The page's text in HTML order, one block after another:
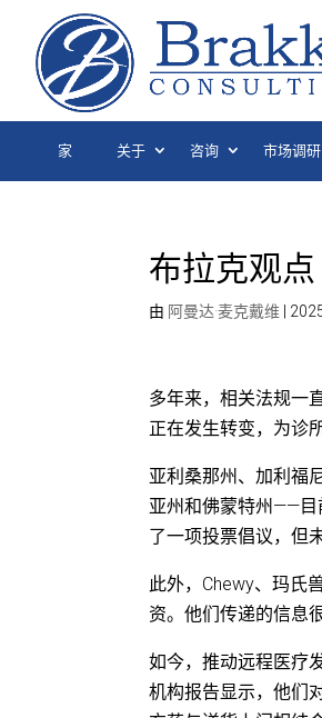
家 关于 咨询 市场调研
布拉克观点
由 阿曼达·麦克戴维
多年来，相关法规一
正在发生转变，为诊
亚利桑那州、加利福
亚州和佛蒙特州——目
了一项投票倡议，但
此外，Chewy、玛氏
资。他们传递的信息
如今，推动远程医疗
机构报告显示，他们